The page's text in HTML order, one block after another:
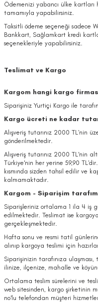
Ödemenizi yabancı ülke
tamamıyla yapabilirsiniz.
Taksitli ödeme seçeneği sadece
Bankkart, Sağlamkart kredi
seçenekleriyle yapabilirsiniz.
Teslimat ve Kargo
Kargom hangi kargo
Siparişiniz Yurtiçi Kargo ile
Kargo ücreti ne kadar
Alışveriş tutarınız 2000 TL’nin
gönderilmektedir.
Alışveriş tutarınız 2000 TL'nin
Türkiye'nin her yerine 59,90
kısmında sizden tahsil edilir ve
kalmamaktadır.
Kargom - Siparişim
Siparişleriniz ortalama 1 ila 4 iş
edilmektedir. Teslimat ise
gerçekleşmektedir.
Hafta sonu ve resmi tatil
alınıp kargoya teslimi için
Siparişinizin tarafınıza
ilinize, ilçenize, mahalle ve
Ortalama teslim sürelerini ve
web sitesinden, kargo şirketinin
no'lu telefondan müşteri